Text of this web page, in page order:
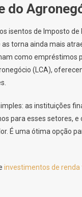
do
isentos de Imposto de
torna ainda mais
como empréstimos
(LCA),
as instituições
para esses setores, e
É uma ótima opção
investimentos de renda